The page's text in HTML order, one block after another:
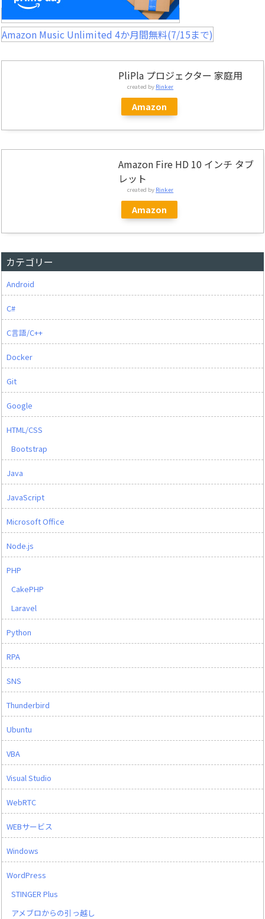
Amazon Music Unlimited 4か月間無料(7/15まで)
PliPla プロジェクター 家庭用
created by Rinker
Amazon
Amazon Fire HD 10 インチ タブ
レット
created by Rinker
Amazon
カテゴリー
Android
C#
C言語/C++
Docker
Git
Google
HTML/CSS
Bootstrap
Java
JavaScript
Microsoft Office
Node.js
PHP
CakePHP
Laravel
Python
RPA
SNS
Thunderbird
Ubuntu
VBA
Visual Studio
WebRTC
WEBサービス
Windows
WordPress
STINGER Plus
アメブロからの引っ越し